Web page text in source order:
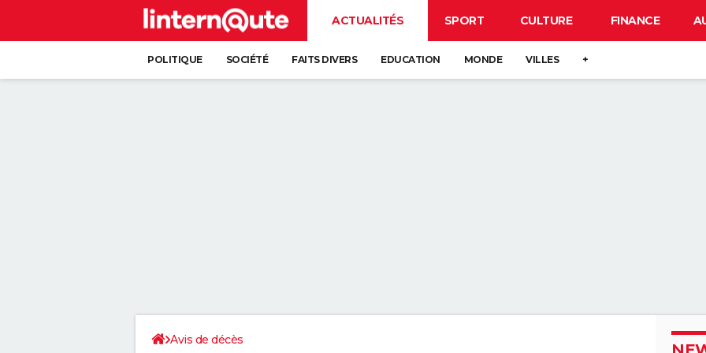
ACTUALITÉS SPORT CULTURE FINANCE
POLITIQUE SOCIÉTÉ FAITS DIVERS EDUCATION MONDE VILLES +
Avis de décès